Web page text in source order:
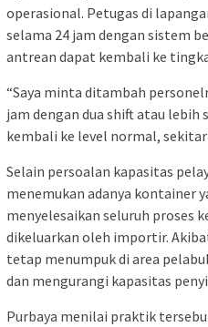
operasional. Petugas di
selama 24 jam dengan sistem
antrean dapat kembali ke
“Saya minta ditambah
jam dengan dua shift atau
kembali ke level normal, sekitar
Selain persoalan kapasitas
menemukan adanya kontainer
menyelesaikan seluruh proses
dikeluarkan oleh importir.
tetap menumpuk di area
dan mengurangi kapasitas
Purbaya menilai praktik